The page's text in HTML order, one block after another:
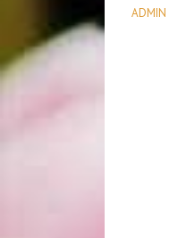
ADMIN